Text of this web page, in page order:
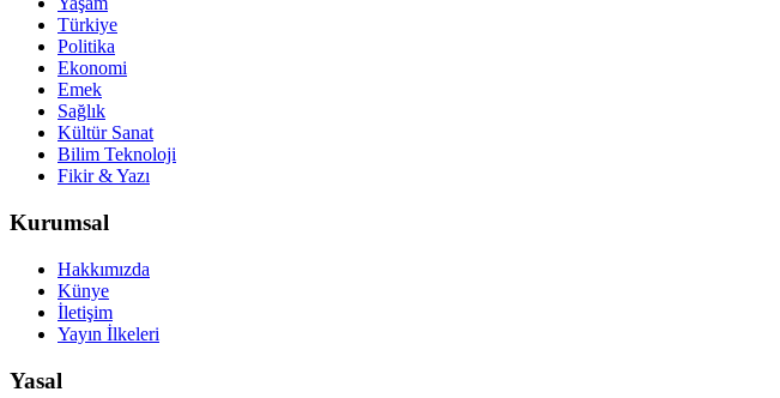
Türkiye
Politika
Ekonomi
Emek
Sağlık
Kültür Sanat
Bilim Teknoloji
Fikir & Yazı
Kurumsal
Hakkımızda
Künye
İletişim
Yayın İlkeleri
Yasal